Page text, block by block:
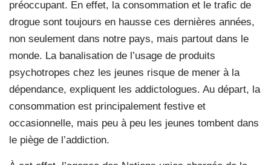
préoccupant. En effet, la consommation et le trafic de
drogue sont toujours en hausse ces dernières années,
non seulement dans notre pays, mais partout dans le
monde. La banalisation de l’usage de produits
psychotropes chez les jeunes risque de mener à la
dépendance, expliquent les addictologues. Au départ, la
consommation est principalement festive et
occasionnelle, mais peu à peu les jeunes tombent dans
le piège de l’addiction.